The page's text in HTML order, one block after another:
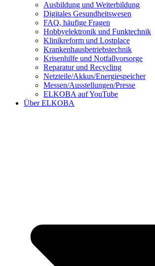
Ausbildung und Weiterbildung
Digitales Gesundheitswesen
FAQ, häufige Fragen
Hobbyelektronik und Funktechnik
Klinikreform und Lostplace
Krankenhausbetriebstechnik
Krisenhilfe und Notfallvorsorge
Reparatur und Recycling
Netzteile/Akkus/Energiespeicher
Messen/Ausstellungen/Presse
ELKOBA auf YouTube
Über ELKOBA